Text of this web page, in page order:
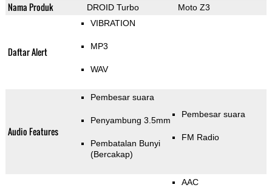
Nama Produk DROID Turbo Moto Z3
Daftar Alert
VIBRATION
MP3
WAV
Audio Features
Pembesar suara
Penyambung 3.5mm
Pembatalan Bunyi
(Bercakap)
Pembesar suara
FM Radio
AAC